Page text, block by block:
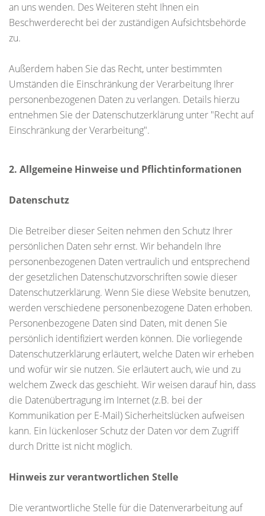
an uns wenden. Des Weiteren steht Ihnen ein
Beschwerderecht bei der zuständigen Aufsichtsbehörde
zu.
Außerdem haben Sie das Recht, unter bestimmten
Umständen die Einschränkung der Verarbeitung Ihrer
personenbezogenen Daten zu verlangen. Details hierzu
entnehmen Sie der Datenschutzerklärung unter "Recht auf
Einschränkung der Verarbeitung".
2. Allgemeine Hinweise und Pflichtinformationen
Datenschutz
Die Betreiber dieser Seiten nehmen den Schutz Ihrer
persönlichen Daten sehr ernst. Wir behandeln Ihre
personenbezogenen Daten vertraulich und entsprechend
der gesetzlichen Datenschutzvorschriften sowie dieser
Datenschutzerklärung. Wenn Sie diese Website benutzen,
werden verschiedene personenbezogene Daten erhoben.
Personenbezogene Daten sind Daten, mit denen Sie
persönlich identifiziert werden können. Die vorliegende
Datenschutzerklärung erläutert, welche Daten wir erheben
und wofür wir sie nutzen. Sie erläutert auch, wie und zu
welchem Zweck das geschieht. Wir weisen darauf hin, dass
die Datenübertragung im Internet (z.B. bei der
Kommunikation per E-Mail) Sicherheitslücken aufweisen
kann. Ein lückenloser Schutz der Daten vor dem Zugriff
durch Dritte ist nicht möglich.
Hinweis zur verantwortlichen Stelle
Die verantwortliche Stelle für die Datenverarbeitung auf